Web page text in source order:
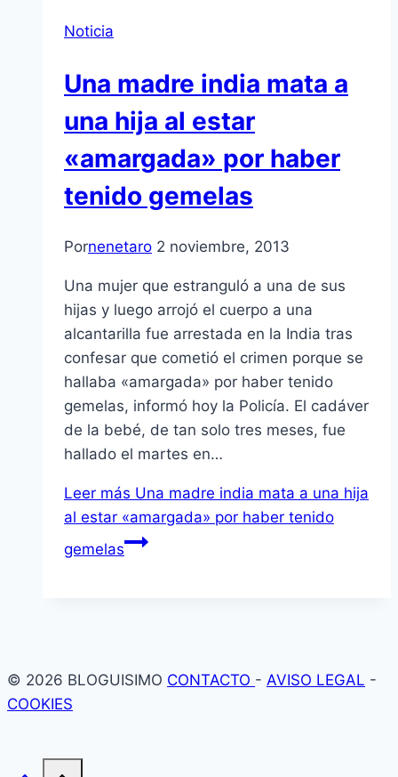
Noticia
Una madre india mata a
una hija al estar
«amargada» por haber
tenido gemelas
Pornenetaro 2 noviembre, 2013
Una mujer que estranguló a una de sus
hijas y luego arrojó el cuerpo a una
alcantarilla fue arrestada en la India tras
confesar que cometió el crimen porque se
hallaba «amargada» por haber tenido
gemelas, informó hoy la Policía. El cadáver
de la bebé, de tan solo tres meses, fue
hallado el martes en…
Leer más Una madre india mata a una hija
al estar «amargada» por haber tenido
gemelas
© 2026 BLOGUISIMO CONTACTO - AVISO LEGAL -
COOKIES